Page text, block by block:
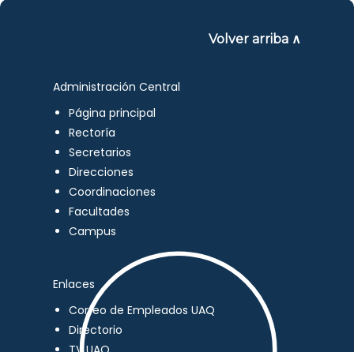
Volver arriba ∧
Administración Central
Página principal
Rectoría
Secretarios
Direcciones
Coordinaciones
Facultades
Campus
Enlaces
Correo de Empleados UAQ
Directorio